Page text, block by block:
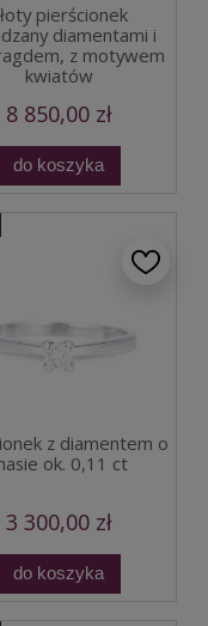
pierścionek
diamentami i
z motywem
kwiatów
8 850,00 zł
do koszyka
z diamentem o
ok. 0,11 ct
3 300,00 zł
do koszyka